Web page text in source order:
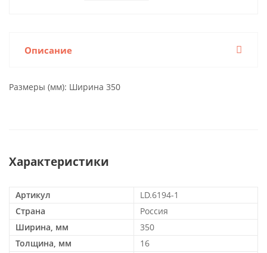
Описание
Размеры (мм): Ширина 350
Характеристики
Артикул
LD.6194-1
Страна
Россия
Ширина, мм
350
Толщина, мм
16